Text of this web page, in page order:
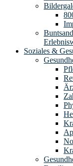
Soziales &